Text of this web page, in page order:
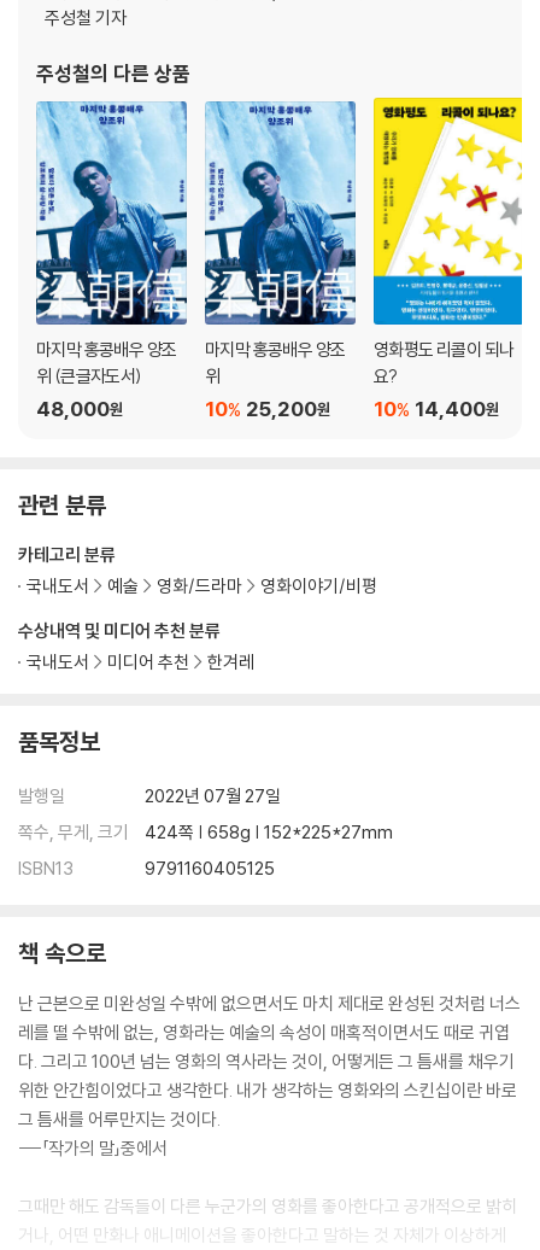
프랑스 영화는 어렵지 않다: 장 피에르 멜빌과 클로드 샤브롤
한국 공포영화: [여고괴담]과 [알포인트]
한국 선거영화: [특별시민]과 [댄싱퀸]
저널리즘 영화: [나이트 크롤러]부터 [신문기자]까지
오시마 나기사와 기타노 다케시: [감각의 제국]과 [하나-비]
이장호와 정지영: [바보 선언]과 [하얀 전쟁]
김윤석과 곽경택: [극비수사]와 [암수살인]
제4전시실 단편관
박찬욱의 단편영화관
봉준호의 단편영화관
주성철 기자
주성철의 다른 상품
마지막 홍콩배우 양조
위 (큰글자도서)
48,000원
마지막 홍콩배우 양조
위
25,200원
10%
영화평도 리콜이 되나
요?
14,400원
10%
관련 분류
수상내역 및 미디어 추천 분류
국내도서
미디어 추천 한겨레
카테고리 분류
국내도서
예술 영화/드라마 영화이야기/비평
품목정보
발행일
2022년 07월 27일
쪽수, 무게, 크기
424쪽 | 658g | 152*225*27mm
ISBN13
9791160405125
책 속으로
난 근본으로 미완성일 수밖에 없으면서도 마치 제대로 완성된 것처럼 너스
레를 떨 수밖에 없는, 영화라는 예술의 속성이 매혹적이면서도 때로 귀엽
다. 그리고 100년 넘는 영화의 역사라는 것이, 어떻게든 그 틈새를 채우기
위한 안간힘이었다고 생각한다. 내가 생각하는 영화와의 스킨십이란 바로
그 틈새를 어루만지는 것이다.
---「작가의 말」중에서
그때만 해도 감독들이 다른 누군가의 영화를 좋아한다고 공개적으로 밝히
거나, 어떤 만화나 애니메이션을 좋아한다고 말하는 것 자체가 이상하게